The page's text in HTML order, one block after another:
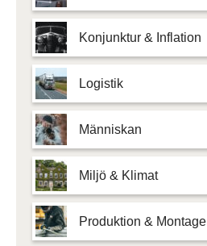
Konjunktur & Inflation
Logistik
Människan
Miljö & Klimat
Produktion & Montage